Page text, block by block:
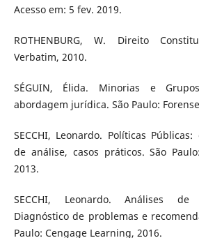
Acesso em: 5 fev. 2019.
ROTHENBURG, W. Direito
Verbatim, 2010.
SÉGUIN, Élida. Minorias e
abordagem jurídica. São Paulo:
SECCHI, Leonardo. Políticas
de análise, casos práticos. São
2013.
SECCHI, Leonardo. Análises
Diagnóstico de problemas e
Paulo: Cengage Learning, 2016.